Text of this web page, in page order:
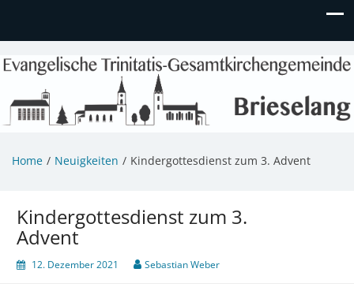
Evangelische Kirchengemeinde
Brieselang
Informationen zu Veranstaltungen, Gemeindeleben und
unserem Kindergarten
Home Neuigkeiten Kindergottesdienst zum 3. Advent
Kindergottesdienst zum 3.
Advent
12. Dezember 2021 Sebastian Weber